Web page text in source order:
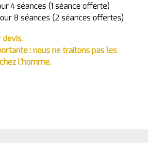
4 séances (1 séance offerte)
8 séances (2 séances offertes)
devis.
: nous ne traitons pas les
l'homme.